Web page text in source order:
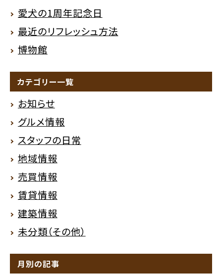
愛犬の1周年記念日
最近のリフレッシュ方法
博物館
カテゴリー一覧
お知らせ
グルメ情報
スタッフの日常
地域情報
売買情報
賃貸情報
建築情報
未分類（その他）
月別の記事